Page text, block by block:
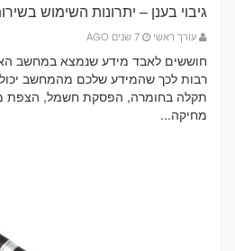
גיבוי בענן – יתרונות השימוש
עורך ראשי
חוששים לאבד מידע שנמצא במחשב
רבות לכך שהמידע שלכם מהמחשב יכול
תקלה בחומרה, הפסקת חשמל, הצפת
מחיקה...